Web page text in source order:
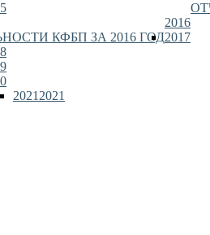
2016
КФБП ЗА 2016 ГОД2017
2021
2021